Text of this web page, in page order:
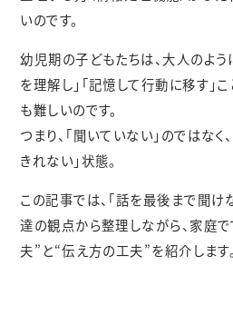
いのです。
幼児期の子どもたちは、大人のよう
を理解し」「記憶して行動に移す」
も難しいのです。
つまり、「聞いていない」のではなく
きれない」状態。
この記事では、「話を最後まで聞け
達の観点から整理しながら、家庭
夫”と“伝え方の工夫”を紹介します。